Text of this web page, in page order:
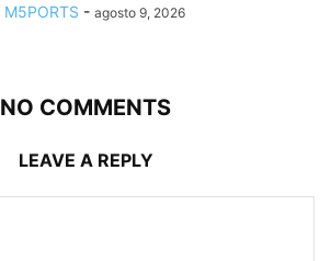
M5PORTS - agosto 9, 2026
NO COMMENTS
LEAVE A REPLY